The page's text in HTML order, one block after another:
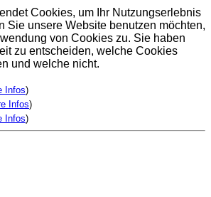
Cookies, um Ihr Nutzungserlebnis
Sie unsere Website benutzen möchten,
von Cookies zu. Sie haben
zu entscheiden, welche Cookies
und welche nicht.
Infos)
Infos)
Infos)